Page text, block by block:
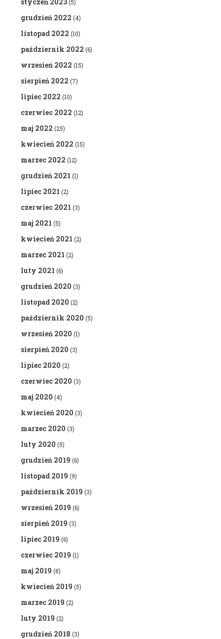
(5)
grudzień 2022 (4)
listopad 2022 (10)
październik 2022 (6)
wrzesień 2022 (15)
sierpień 2022 (7)
lipiec 2022 (10)
czerwiec 2022 (12)
maj 2022 (25)
kwiecień 2022 (15)
marzec 2022 (12)
grudzień 2021 (1)
lipiec 2021 (2)
czerwiec 2021 (3)
maj 2021 (5)
kwiecień 2021 (2)
marzec 2021 (2)
luty 2021 (6)
grudzień 2020 (3)
listopad 2020 (2)
październik 2020 (5)
wrzesień 2020 (1)
sierpień 2020 (3)
lipiec 2020 (2)
czerwiec 2020 (3)
maj 2020 (4)
kwiecień 2020 (3)
marzec 2020 (3)
luty 2020 (5)
grudzień 2019 (6)
listopad 2019 (9)
październik 2019 (3)
wrzesień 2019 (6)
sierpień 2019 (3)
lipiec 2019 (6)
czerwiec 2019 (1)
maj 2019 (8)
kwiecień 2019 (5)
marzec 2019 (2)
luty 2019 (2)
grudzień 2018 (3)